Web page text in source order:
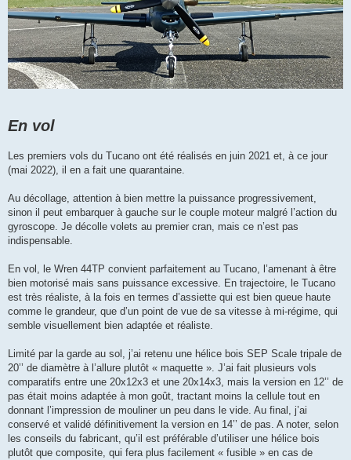
En vol
Les premiers vols du Tucano ont été réalisés en juin 2021 et, à ce jour
(mai 2022), il en a fait une quarantaine.
Au décollage, attention à bien mettre la puissance progressivement,
sinon il peut embarquer à gauche sur le couple moteur malgré l’action du
gyroscope. Je décolle volets au premier cran, mais ce n’est pas
indispensable.
En vol, le Wren 44TP convient parfaitement au Tucano, l’amenant à être
bien motorisé mais sans puissance excessive. En trajectoire, le Tucano
est très réaliste, à la fois en termes d’assiette qui est bien queue haute
comme le grandeur, que d’un point de vue de sa vitesse à mi-régime, qui
semble visuellement bien adaptée et réaliste.
Limité par la garde au sol, j’ai retenu une hélice bois SEP Scale tripale de
20’’ de diamètre à l’allure plutôt « maquette ». J’ai fait plusieurs vols
comparatifs entre une 20x12x3 et une 20x14x3, mais la version en 12’’ de
pas était moins adaptée à mon goût, tractant moins la cellule tout en
donnant l’impression de mouliner un peu dans le vide. Au final, j’ai
conservé et validé définitivement la version en 14’’ de pas. A noter, selon
les conseils du fabricant, qu’il est préférable d’utiliser une hélice bois
plutôt que composite, qui fera plus facilement « fusible » en cas de